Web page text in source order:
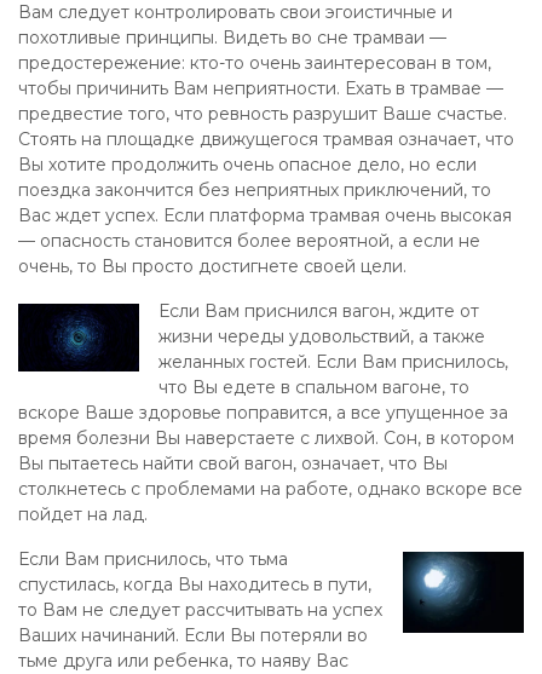
Вам следует контролировать свои эгоистичные и
похотливые принципы. Видеть во сне трамваи —
предостережение: кто-то очень заинтересован в том,
чтобы причинить Вам неприятности. Ехать в трамвае —
предвестие того, что ревность разрушит Ваше счастье.
Стоять на площадке движущегося трамвая означает, что
Вы хотите продолжить очень опасное дело, но если
поездка закончится без неприятных приключений, то
Вас ждет успех. Если платформа трамвая очень высокая
— опасность становится более вероятной, а если не
очень, то Вы просто достигнете своей цели.
Если Вам приснился вагон, ждите от
жизни череды удовольствий, а также
желанных гостей. Если Вам приснилось,
что Вы едете в спальном вагоне, то
вскоре Ваше здоровье поправится, а все упущенное за
время болезни Вы наверстаете с лихвой. Сон, в котором
Вы пытаетесь найти свой вагон, означает, что Вы
столкнетесь с проблемами на работе, однако вскоре все
пойдет на лад.
Если Вам приснилось, что тьма
спустилась, когда Вы находитесь в пути,
то Вам не следует рассчитывать на успех
Ваших начинаний. Если Вы потеряли во
тьме друга или ребенка, то наяву Вас